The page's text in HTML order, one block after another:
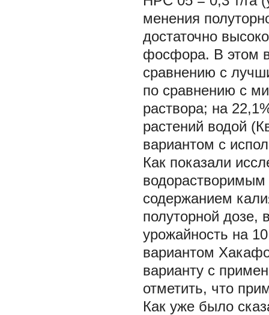
менения
достаточно
фосфора. В этом
сравнению с
по сравнению с
раствора; на
растений водой
вариантом с
Как показали
содержанием
полуторной дозе,
урожайность на
вариантом
варианту с
отметить, что
Как уже было